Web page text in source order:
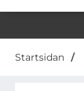
Startsidan